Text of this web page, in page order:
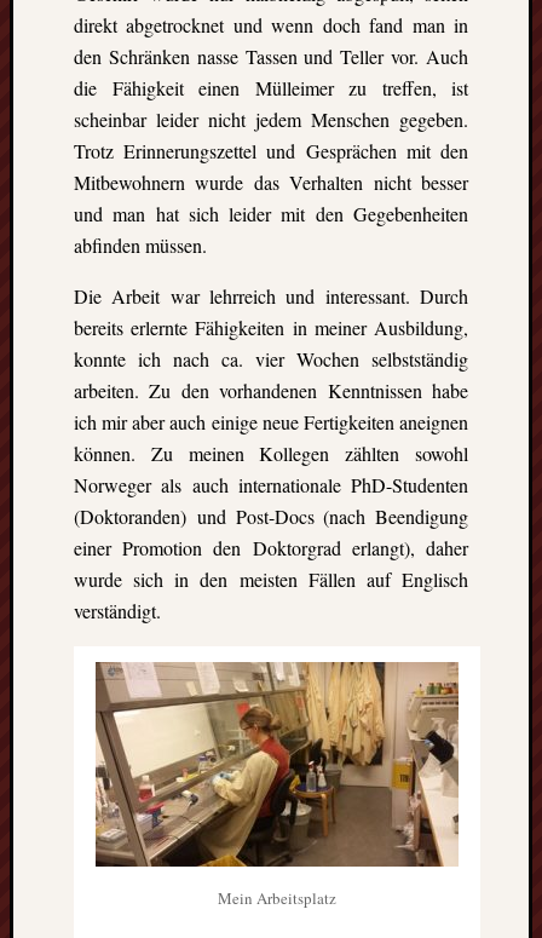
direkt abgetrocknet und wenn doch fand man in
den Schränken nasse Tassen und Teller vor. Auch
die Fähigkeit einen Mülleimer zu treffen, ist
scheinbar leider nicht jedem Menschen gegeben.
Trotz Erinnerungszettel und Gesprächen mit den
Mitbewohnern wurde das Verhalten nicht besser
und man hat sich leider mit den Gegebenheiten
abfinden müssen.
Die Arbeit war lehrreich und interessant. Durch
bereits erlernte Fähigkeiten in meiner Ausbildung,
konnte ich nach ca. vier Wochen selbstständig
arbeiten. Zu den vorhandenen Kenntnissen habe
ich mir aber auch einige neue Fertigkeiten aneignen
können. Zu meinen Kollegen zählten sowohl
Norweger als auch internationale PhD-Studenten
(Doktoranden) und Post-Docs (nach Beendigung
einer Promotion den Doktorgrad erlangt), daher
wurde sich in den meisten Fällen auf Englisch
verständigt.
Mein Arbeitsplatz